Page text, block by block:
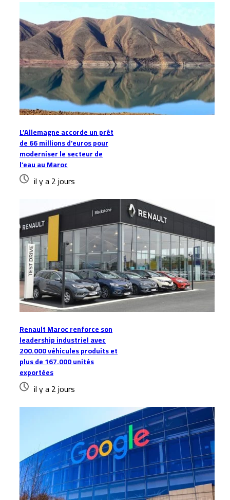
L’Allemagne accorde un prêt
de 66 millions d’euros pour
moderniser le secteur de
l’eau au Maroc
il y a 2 jours
Renault Maroc renforce son
leadership industriel avec
200.000 véhicules produits et
plus de 167.000 unités
exportées
il y a 2 jours